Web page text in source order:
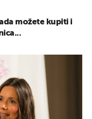
možete kupiti i